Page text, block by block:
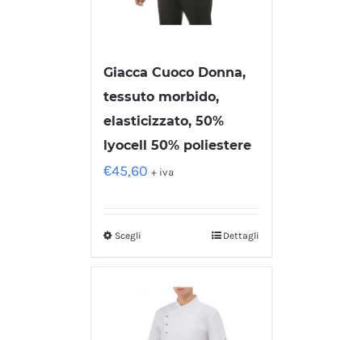
Giacca Cuoco Donna,
tessuto morbido,
elasticizzato, 50%
lyocell 50% poliestere
€45,60 + iva
Scegli Dettagli